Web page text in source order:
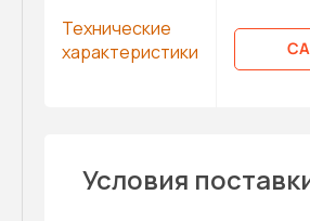
Технические
характеристики
Условия